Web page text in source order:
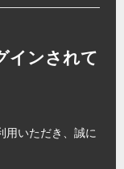
インされて
用いただき、誠に